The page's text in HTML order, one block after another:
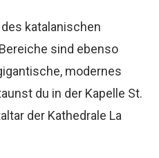
katalanischen
sind ebenso
modernes
du in der Kapelle St.
der Kathedrale La